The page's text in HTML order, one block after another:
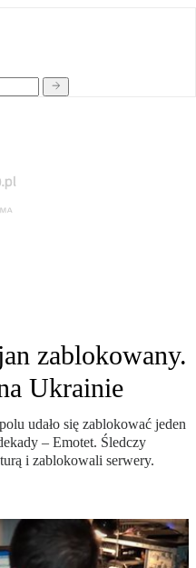
zablokowany.
Ukrainie
udało się zablokować jeden
– Emotet. Śledczy
i zablokowali serwery.